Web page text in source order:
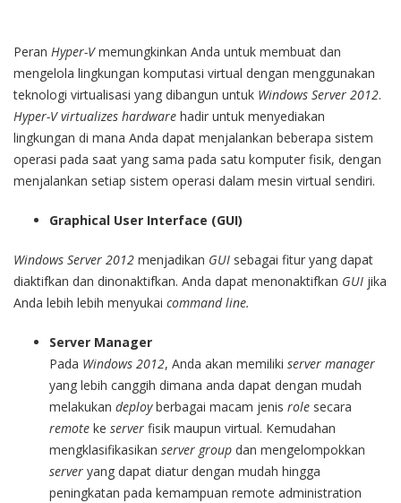
Peran Hyper-Vmemungkinkan Anda untuk membuat dan
mengelola lingkungan komputasi virtual dengan menggunakan
teknologi virtualisasi yang dibangun untuk Windows Server 2012.
Hyper-V virtualizes hardware hadir untuk menyediakan
lingkungan di mana Anda dapat menjalankan beberapa sistem
operasi pada saat yang sama pada satu komputer fisik, dengan
menjalankan setiap sistem operasi dalam mesin virtual sendiri.
Graphical User Interface (GUI)
Windows Server 2012 menjadikan GUI sebagai fitur yang dapat
diaktifkan dan dinonaktifkan. Anda dapat menonaktifkan GUI jika
Anda lebih lebih menyukai command line.
Server Manager
Pada Windows 2012, Anda akan memiliki server manager
yang lebih canggih dimana anda dapat dengan mudah
melakukan deployberbagai macam jenis role secara
remote ke server fisik maupun virtual. Kemudahan
mengklasifikasikan server group dan mengelompokkan
server yang dapat diatur dengan mudah hingga
peningkatan pada kemampuan remote administration